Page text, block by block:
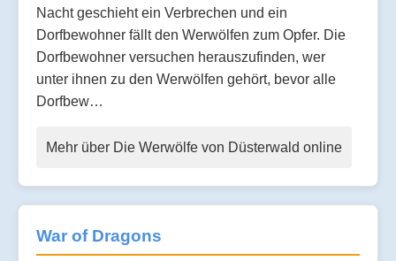
Nacht geschieht ein Verbrechen und ein
Dorfbewohner fällt den Werwölfen zum Opfer. Die
Dorfbewohner versuchen herauszufinden, wer
unter ihnen zu den Werwölfen gehört, bevor alle
Dorfbew…
Mehr über Die Werwölfe von Düsterwald online
War of Dragons